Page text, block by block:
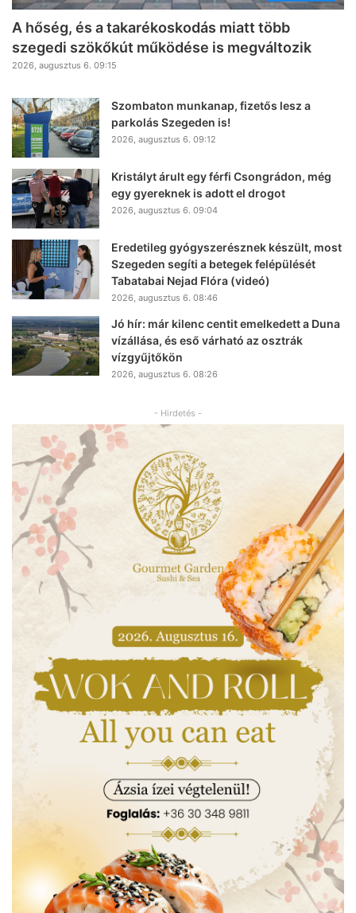
A hőség, és a takarékoskodás miatt több
szegedi szökőkút működése is megváltozik
2026, augusztus 6. 09:15
Szombaton munkanap, fizetős lesz a
parkolás Szegeden is!
2026, augusztus 6. 09:12
Kristályt árult egy férfi Csongrádon, még
egy gyereknek is adott el drogot
2026, augusztus 6. 09:04
Eredetileg gyógyszerésznek készült, most
Szegeden segíti a betegek felépülését
Tabatabai Nejad Flóra (videó)
2026, augusztus 6. 08:46
Jó hír: már kilenc centit emelkedett a Duna
vízállása, és eső várható az osztrák
vízgyűjtőkön
2026, augusztus 6. 08:26
- Hirdetés -